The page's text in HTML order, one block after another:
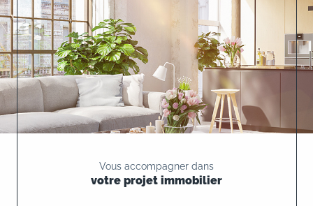
Vous accompagner dans
votre projet immobilier